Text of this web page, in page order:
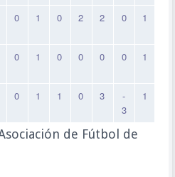
0 1 0 2 2 0 1
0 1 0 0 0 0 1
0 1 1 0 3
-
3
1
de Fútbol de